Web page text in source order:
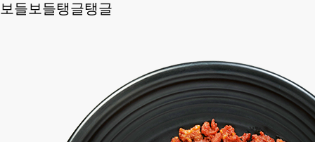
보들보들탱글탱글